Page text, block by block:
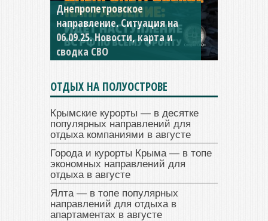
Константиновское
направление. Ситуация на
04.09.25 Новости, карта и
сводка СВО
ОТДЫХ НА ПОЛУОСТРОВЕ
Крымские курорты — в десятке
популярных направлений для
отдыха компаниями в августе
Города и курорты Крыма — в топе
экономных направлений для
отдыха в августе
Ялта — в топе популярных
направлений для отдыха в
апартаментах в августе